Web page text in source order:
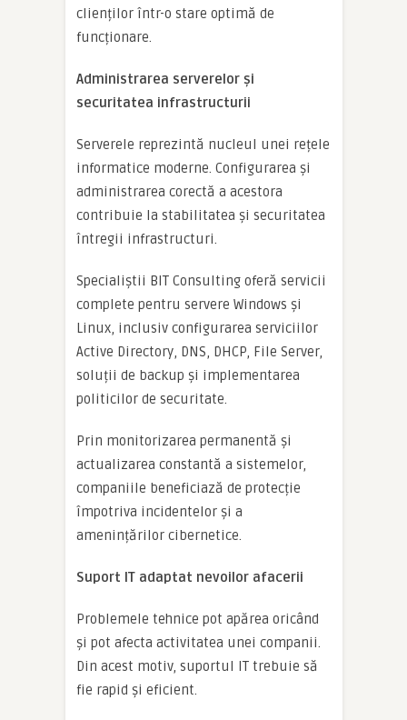
clienților într-o stare optimă de
funcționare.
Administrarea serverelor și
securitatea infrastructurii
Serverele reprezintă nucleul unei rețele
informatice moderne. Configurarea și
administrarea corectă a acestora
contribuie la stabilitatea și securitatea
întregii infrastructuri.
Specialiștii BIT Consulting oferă servicii
complete pentru servere Windows și
Linux, inclusiv configurarea serviciilor
Active Directory, DNS, DHCP, File Server,
soluții de backup și implementarea
politicilor de securitate.
Prin monitorizarea permanentă și
actualizarea constantă a sistemelor,
companiile beneficiază de protecție
împotriva incidentelor și a
amenințărilor cibernetice.
Suport IT adaptat nevoilor afacerii
Problemele tehnice pot apărea oricând
și pot afecta activitatea unei companii.
Din acest motiv, suportul IT trebuie să
fie rapid și eficient.